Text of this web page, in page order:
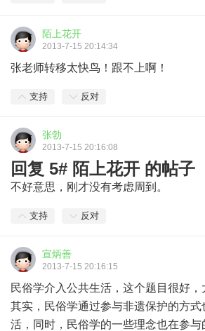
陌上花开
2013-7-15 20:14:34
张老师转移太快鸟！跟不上啊！
支持 反对
张勃
2013-7-15 20:16:08
回复 5# 陌上花开 的帖子
不好意思，刚才没有考虑周到。
支持 反对
宣炳善
2013-7-15 20:16:15
民俗学介入公共生活，这个题目很好，
其实，民俗学通过参与非遗保护的方式
活，同时，民俗学的一些理念也在参与